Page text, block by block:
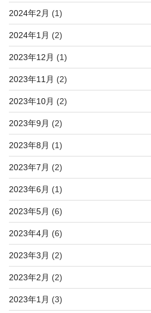
2024年2月 (1)
2024年1月 (2)
2023年12月 (1)
2023年11月 (2)
2023年10月 (2)
2023年9月 (2)
2023年8月 (1)
2023年7月 (2)
2023年6月 (1)
2023年5月 (6)
2023年4月 (6)
2023年3月 (2)
2023年2月 (2)
2023年1月 (3)